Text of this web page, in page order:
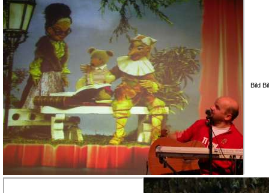
Bild